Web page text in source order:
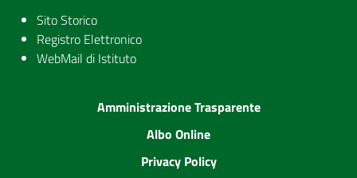
Sito Storico
Registro Elettronico
WebMail di Istituto
Amministrazione Trasparente
Albo Online
Privacy Policy